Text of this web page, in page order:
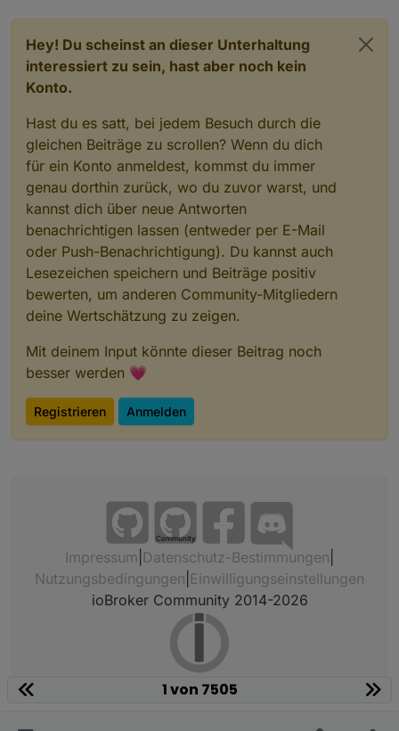
Hey! Du scheinst an dieser Unterhaltung
interessiert zu sein, hast aber noch kein
Konto.
Hast du es satt, bei jedem Besuch durch die
gleichen Beiträge zu scrollen? Wenn du dich
für ein Konto anmeldest, kommst du immer
genau dorthin zurück, wo du zuvor warst, und
kannst dich über neue Antworten
benachrichtigen lassen (entweder per E-Mail
oder Push-Benachrichtigung). Du kannst auch
Lesezeichen speichern und Beiträge positiv
bewerten, um anderen Community-Mitgliedern
deine Wertschätzung zu zeigen.
Mit deinem Input könnte dieser Beitrag noch
besser werden 💗
Registrieren Anmelden
Community
Impressum Datenschutz-Bestimmungen
Nutzungsbedingungen Einwilligungseinstellungen
ioBroker Community 2014-2026
1 von 7505